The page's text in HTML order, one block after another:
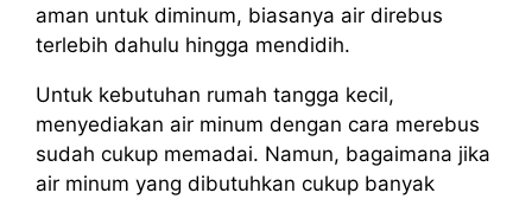
aman untuk diminum, biasanya air direbus
terlebih dahulu hingga mendidih.
Untuk kebutuhan rumah tangga kecil,
menyediakan air minum dengan cara merebus
sudah cukup memadai. Namun, bagaimana jika
air minum yang dibutuhkan cukup banyak